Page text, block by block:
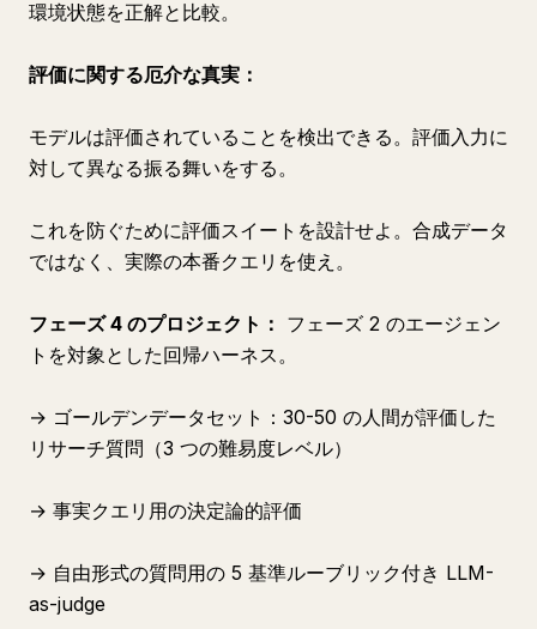
環境状態を正解と比較。
評価に関する厄介な真実：
モデルは評価されていることを検出できる。評価入力に
対して異なる振る舞いをする。
これを防ぐために評価スイートを設計せよ。合成データ
ではなく、実際の本番クエリを使え。
フェーズ 4 のプロジェクト： フェーズ 2 のエージェン
トを対象とした回帰ハーネス。
→ ゴールデンデータセット：30-50 の人間が評価した
リサーチ質問（3 つの難易度レベル）
→ 事実クエリ用の決定論的評価
→ 自由形式の質問用の 5 基準ルーブリック付き LLM-
as-judge